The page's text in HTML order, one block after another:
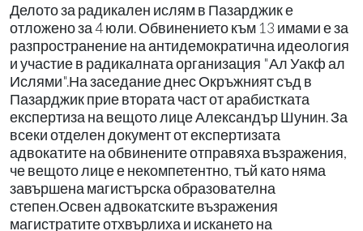
Делото за радикален ислям в Пазарджик е
отложено за 4 юли. Обвинението към 13 имами е за
разпространение на антидемократична идеология
и участие в радикалната организация "Ал Уакф ал
Ислями".На заседание днес Окръжният съд в
Пазарджик прие втората част от арабистката
експертиза на вещото лице Александър Шунин. За
всеки отделен документ от експертизата
адвокатите на обвинените отправяха възражения,
че вещото лице е некомпетентно, тъй като няма
завършена магистърска образователна
степен.Освен адвокатските възражения
магистратите отхвърлиха и искането на